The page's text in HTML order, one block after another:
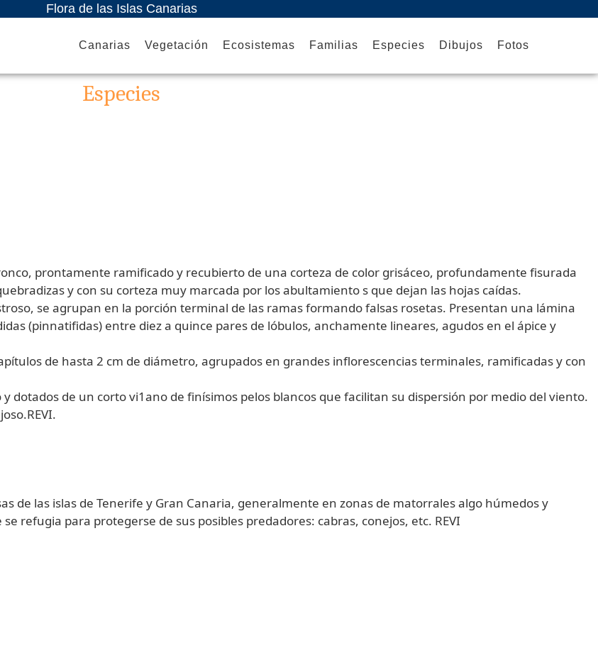
Flora de las Islas Canarias
Canarias Vegetación Ecosistemas Familias Especies Dibujos Fotos
Especies
prontamente ramificado y recubierto de una corteza de color grisáceo, profundamente fisurada
y con su corteza muy marcada por los abultamiento s que dejan las hojas caídas.
se agrupan en la porción terminal de las ramas formando falsas rosetas. Presentan una lámina
(pinnatifidas) entre diez a quince pares de lóbulos, anchamente lineares, agudos en el ápice y
de hasta 2 cm de diámetro, agrupados en grandes inflorescencias terminales, ramificadas y con
dotados de un corto vi1ano de finísimos pelos blancos que facilitan su dispersión por medio del viento.
de las islas de Tenerife y Gran Canaria, generalmente en zonas de matorrales algo húmedos y
refugia para protegerse de sus posibles predadores: cabras, conejos, etc. REVI